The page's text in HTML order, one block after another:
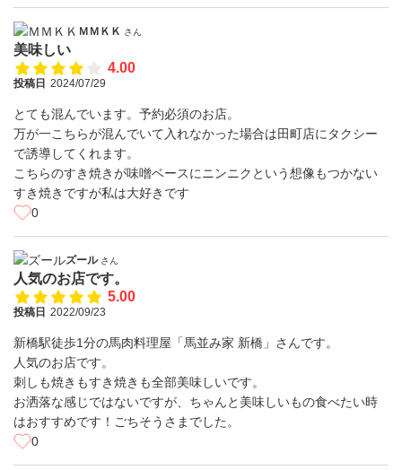
ＭＭＫＫ さん
美味しい
4.00
投稿日 2024/07/29
とても混んでいます。予約必須のお店。
万が一こちらが混んでいて入れなかった場合は田町店にタクシー
で誘導してくれます。
こちらのすき焼きが味噌ベースにニンニクという想像もつかない
すき焼きですが私は大好きです
0
ズール さん
人気のお店です。
5.00
投稿日 2022/09/23
新橋駅徒歩1分の馬肉料理屋「馬並み家 新橋」さんです。
人気のお店です。
刺しも焼きもすき焼きも全部美味しいです。
お洒落な感じではないですが、ちゃんと美味しいもの食べたい時
はおすすめです！ごちそうさまでした。
0